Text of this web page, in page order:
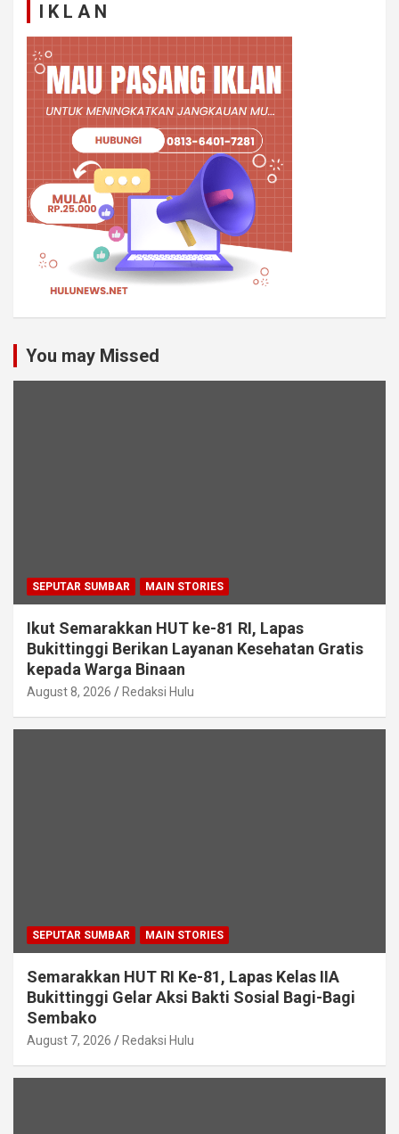
I K L A N
You may Missed
SEPUTAR SUMBAR MAIN STORIES
Ikut Semarakkan HUT ke-81 RI, Lapas
Bukittinggi Berikan Layanan Kesehatan Gratis
kepada Warga Binaan
August 8, 2026 Redaksi Hulu
SEPUTAR SUMBAR MAIN STORIES
Semarakkan HUT RI Ke-81, Lapas Kelas IIA
Bukittinggi Gelar Aksi Bakti Sosial Bagi-Bagi
Sembako
August 7, 2026 Redaksi Hulu